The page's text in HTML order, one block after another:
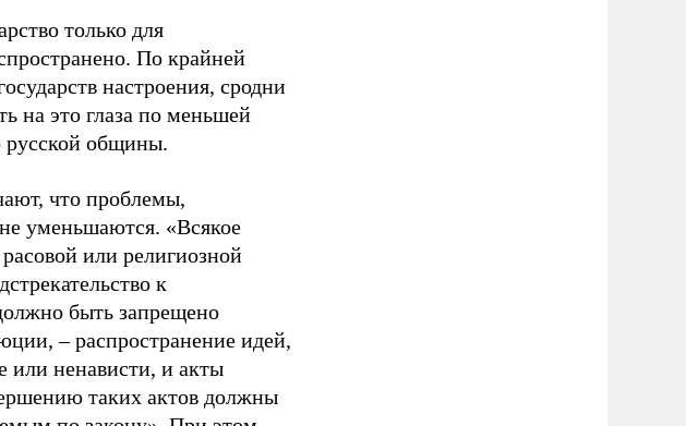
только для
По крайней
настроения, сродни
на это глаза по меньшей
общины.
что проблемы,
уменьшаются. «Всякое
или религиозной
к
быть запрещено
–распространение идей,
или ненависти, и акты
таких актов должны